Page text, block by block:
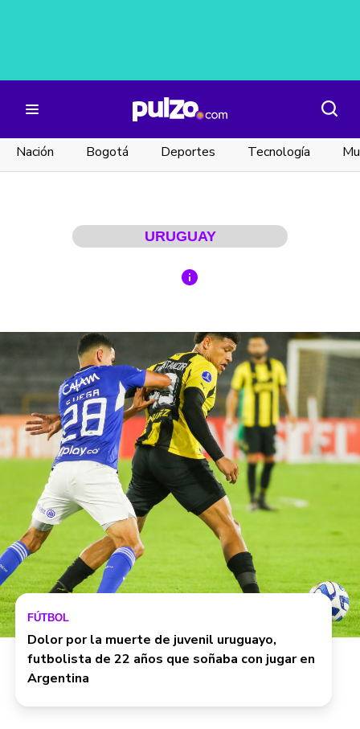
Nación Bogotá Deportes Tecnología
URUGUAY
FÚTBOL
Dolor por la muerte de juvenil uruguayo,
futbolista de 22 años que soñaba con jugar en
Argentina